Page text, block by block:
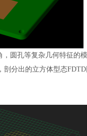
，圆孔等复杂几何特征的
剖分出的立方体型态